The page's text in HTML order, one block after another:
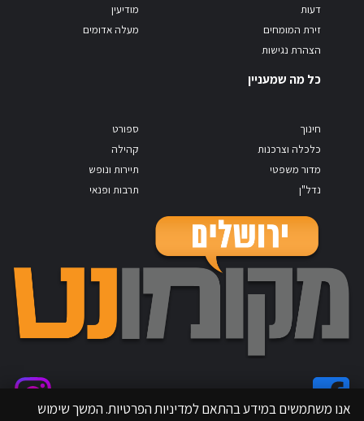
דעות
זירת המומחים
הצהרת נגישות
מודיעין
מעלה אדומים
כל מה שמעניין
חינוך
כלכלה וצרכנות
מדור משפטי
נדל"ן
ספורט
קהילה
תיירות ונופש
תרבות ופנאי
אנו משתמשים במידע בהתאם למדיניות הפרטיות. המשך שימוש